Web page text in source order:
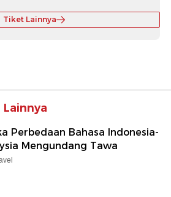
Tiket Lainnya
Perbedaan Bahasa Indonesia-
Mengundang Tawa